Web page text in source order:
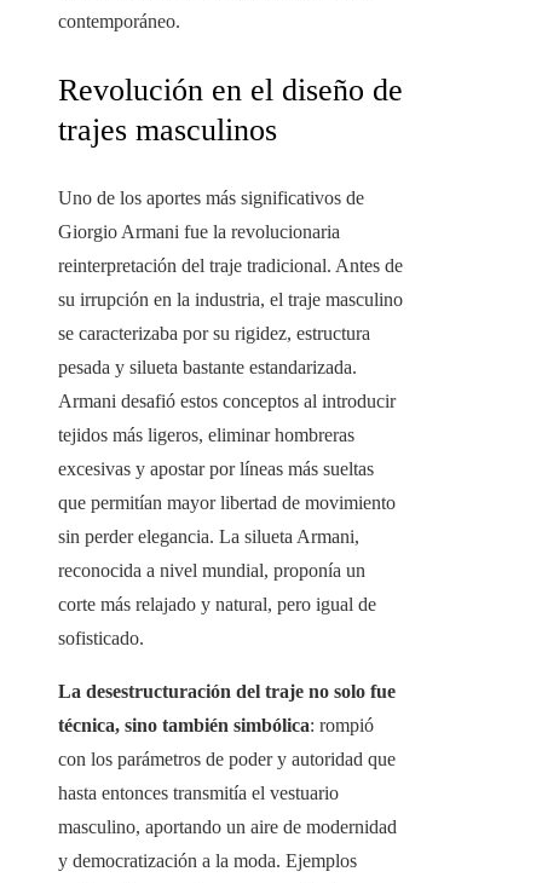
contemporáneo.
Revolución en el diseño de
trajes masculinos
Uno de los aportes más significativos de
Giorgio Armani fue la revolucionaria
reinterpretación del traje tradicional. Antes de
su irrupción en la industria, el traje masculino
se caracterizaba por su rigidez, estructura
pesada y silueta bastante estandarizada.
Armani desafió estos conceptos al introducir
tejidos más ligeros, eliminar hombreras
excesivas y apostar por líneas más sueltas
que permitían mayor libertad de movimiento
sin perder elegancia. La silueta Armani,
reconocida a nivel mundial, proponía un
corte más relajado y natural, pero igual de
sofisticado.
La desestructuración del traje no solo fue
técnica, sino también simbólica: rompió
con los parámetros de poder y autoridad que
hasta entonces transmitía el vestuario
masculino, aportando un aire de modernidad
y democratización a la moda. Ejemplos